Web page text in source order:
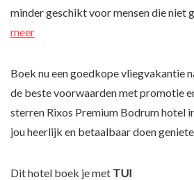
minder geschikt voor mensen die niet
meer
Boek nu een goedkope vliegvakantie
de beste voorwaarden met promotie
sterren Rixos Premium Bodrum hotel
jou heerlijk en betaalbaar doen
Dit hotel boek je met TUI